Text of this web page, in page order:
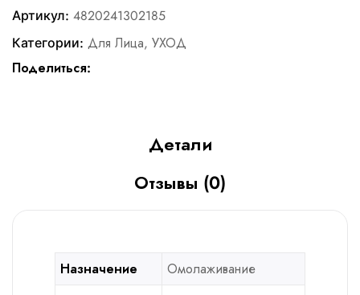
Артикул: 4820241302185
Категории: Для Лица, УХОД
Поделиться:
Детали
Отзывы (0)
Назначение Омолаживание